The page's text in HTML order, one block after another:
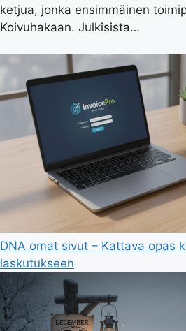
ketjua, jonka ensimmäinen
Koivuhakaan. Julkisista…
DNA omat sivut – Kattava opas
laskutukseen